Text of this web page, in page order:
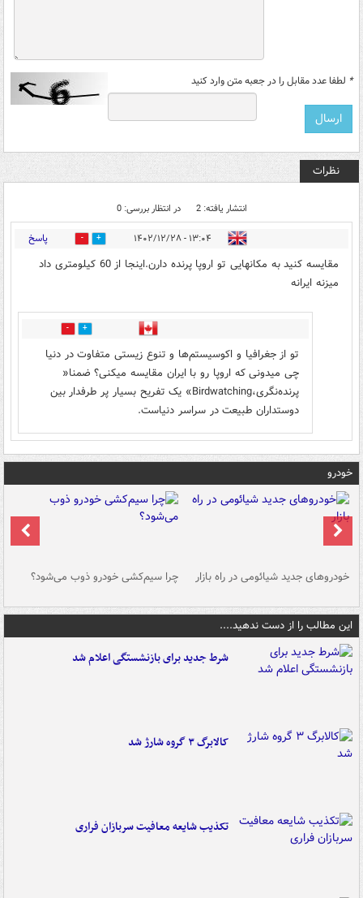
* لطفا عدد مقابل را در جعبه متن وارد کنید
نظرات
انتشار یافته: 2 در انتظار بررسی: 0
۱۳:۰۴ - ۱۴۰۲/۱۲/۲۸ 1 پاسخ
مقایسه کنید به مکانهایی تو اروپا پرنده دارن.اینجا از 60 کیلومتری داد
میزنه ایرانه
6
تو از جغرافیا و اکوسیستم‌ها و تنوع زیستی متفاوت در دنیا
چی میدونی که اروپا رو با ایران مقایسه میکنی؟ ضمنا«
پرنده‌نگری،Birdwatching» یک تفریح بسیار پر طرفدار بین
دوستداران طبیعت در سراسر دنیاست.
خودرو
خودروهای جدید شیائومی در راه بازار چرا سیم‌کشی خودرو ذوب می‌شود؟
این مطالب را از دست ندهید....
شرط جدید برای بازنشستگی اعلام شد
کالابرگ ۳ گروه شارژ شد
تکذیب شایعه معافیت سربازان فراری